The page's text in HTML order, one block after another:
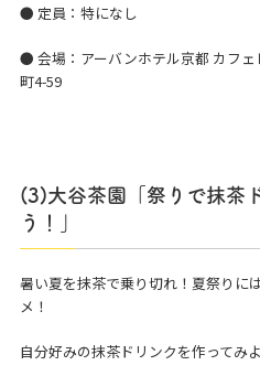
● 定員：特になし
● 会場：アーバンホテル京都 カフ
町4-59
(3)大谷茶園「祭りで抹茶
う！」
暑い夏を抹茶で乗り切れ！夏祭りに
メ！
自分好みの抹茶ドリンクを作ってみ